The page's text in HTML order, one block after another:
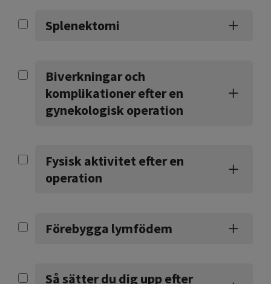
Splenektomi
Biverkningar och
komplikationer efter en
gynekologisk operation
Fysisk aktivitet efter en
operation
Förebygga lymfödem
Så sätter du dig upp efter